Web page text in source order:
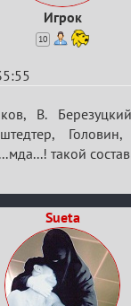
Игрок
10
В.
такой
Sueta